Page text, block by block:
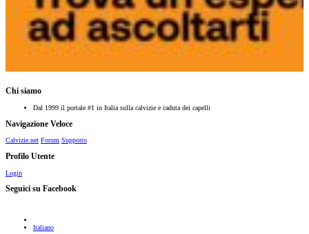
Chi siamo
Dal 1999 il portale #1 in Italia sulla calvizie e caduta dei capelli
Navigazione Veloce
Calvizie.net Forum Supporto
Profilo Utente
Login
Seguici su Facebook
Italiano